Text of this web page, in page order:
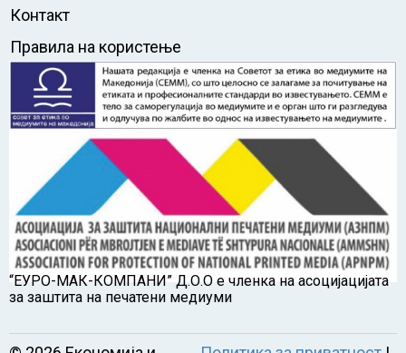
Контакт
Правила на користење
“ЕУРО-МАК-КОМПАНИ” Д.О.О е членка на асоцијацијата
за заштита на печатени медиуми